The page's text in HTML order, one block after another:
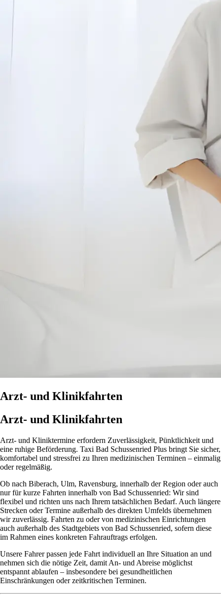
Arzt- und Klinikfahrten
Arzt- und Klinikfahrten
Arzt- und Kliniktermine erfordern Zuverlässigkeit, Pünktlichkeit und
eine ruhige Beförderung. Taxi Bad Schussenried Plus bringt Sie sicher,
komfortabel und stressfrei zu Ihren medizinischen Terminen – einmalig
oder regelmäßig.
Ob nach Biberach, Ulm, Ravensburg, innerhalb der Region oder auch
nur für kurze Fahrten innerhalb von Bad Schussenried: Wir sind
flexibel und richten uns nach Ihrem tatsächlichen Bedarf. Auch längere
Strecken oder Termine außerhalb des direkten Umfelds übernehmen
wir zuverlässig. Fahrten zu oder von medizinischen Einrichtungen
auch außerhalb des Stadtgebiets von Bad Schussenried, sofern diese
im Rahmen eines konkreten Fahrauftrags erfolgen.
Unsere Fahrer passen jede Fahrt individuell an Ihre Situation an und
nehmen sich die nötige Zeit, damit An- und Abreise möglichst
entspannt ablaufen – insbesondere bei gesundheitlichen
Einschränkungen oder zeitkritischen Terminen.